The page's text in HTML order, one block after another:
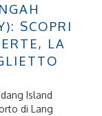
SCOPRI
LA
Island
di Lang